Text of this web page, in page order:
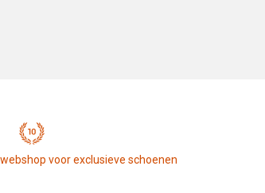
voor exclusieve schoenen